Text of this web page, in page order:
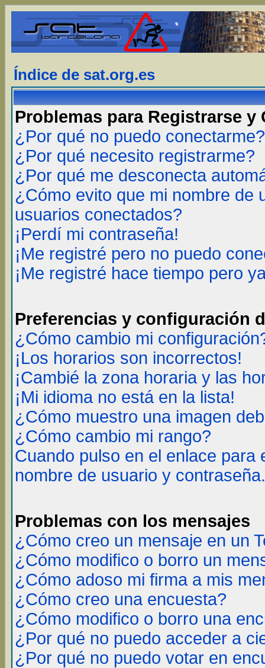
Índice de sat.org.es
Problemas para Registrarse y
¿Por qué no puedo conectarme?
¿Por qué necesito registrarme?
¿Por qué me desconecta
¿Cómo evito que mi nombre de
usuarios conectados?
¡Perdí mi contraseña!
¡Me registré pero no puedo
¡Me registré hace tiempo pero
Preferencias y configuración
¿Cómo cambio mi
¡Los horarios son incorrectos!
¡Cambié la zona horaria y las
¡Mi idioma no está en la lista!
¿Cómo muestro una imagen
¿Cómo cambio mi rango?
Cuando pulso en el enlace
nombre de usuario y contraseña.
Problemas con los mensajes
¿Cómo creo un mensaje en un
¿Cómo modifico o borro un
¿Cómo adoso mi firma a mis
¿Cómo creo una encuesta?
¿Cómo modifico o borro una
¿Por qué no puedo acceder a
¿Por qué no puedo votar en